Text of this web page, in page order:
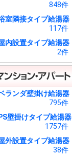
848件
室隣接タイプ給湯器
117件
内設置タイプ給湯器
2件
ランダ壁掛け給湯器
795件
PS壁掛けタイプ給湯器
1757件
外設置タイプ給湯器
38件